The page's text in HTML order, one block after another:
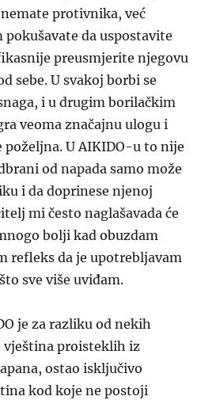
protivnika, već
da uspostavite
preusmjerite njegovu
sebe. U svakoj borbi se
i u drugim borilačkim
veoma značajnu ulogu i
poželjna.U AIKIDO-u to nije
od napada samo može
i da doprinese njenoj
mičesto naglašavada će
bolji kad obuzdam
refleks da je upotrebljavam
što sve više uviđam.
je za razliku od nekih
proisteklih iz
ostao isključivo
kod koje ne postoji